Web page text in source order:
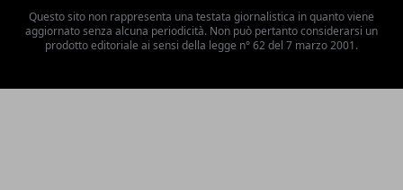
Questo sito non rappresenta una testata giornalistica in quanto viene
aggiornato senza alcuna periodicità. Non può pertanto considerarsi un
prodotto editoriale ai sensi della legge n° 62 del 7 marzo 2001.